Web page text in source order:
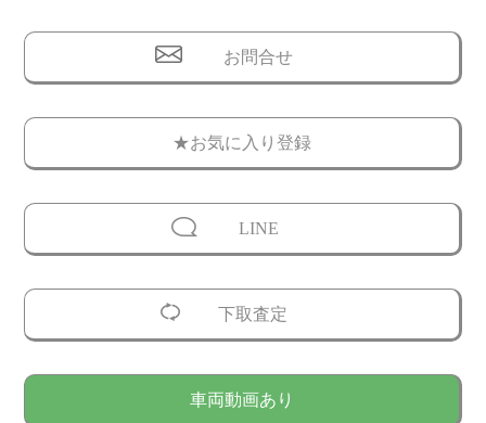
お問合せ
★お気に入り登録
LINE
下取査定
車両動画あり